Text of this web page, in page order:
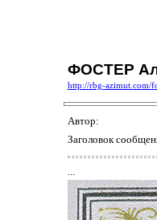
ФОСТЕР
http://rbg-azimut.com/
Автор:
Заголовок